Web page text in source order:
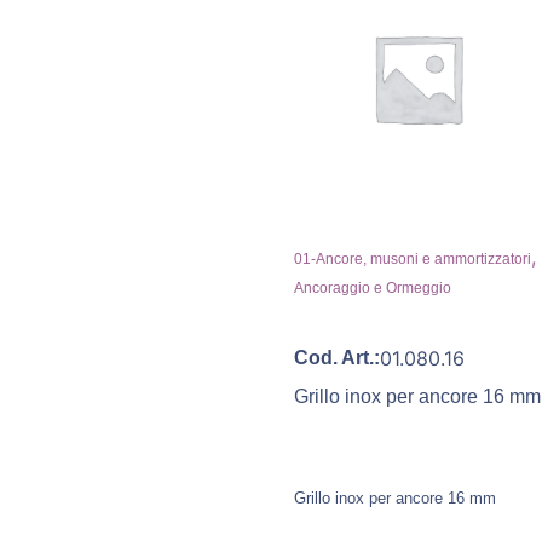
01-Ancore, musoni e ammortizzatori,
Ancoraggio e Ormeggio
Cod. Art.:01.080.16
Grillo inox per ancore 16 mm
Grillo inox per ancore 16 mm